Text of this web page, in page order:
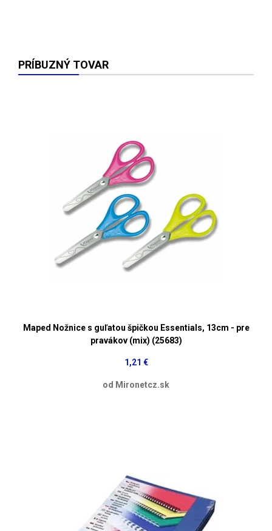
PRÍBUZNÝ TOVAR
Maped Nožnice s guľatou špičkou Essentials, 13cm - pre
pravákov (mix) (25683)
1,21 €
od Mironetcz.sk